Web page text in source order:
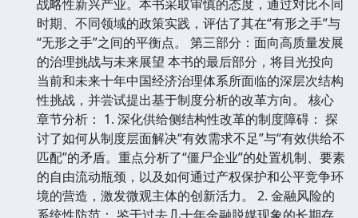
战略性新兴产业。本书采取审慎的态度，通过对比不同
时期、不同领域的政策实践，评估了其在“有形之手”与
“无形之手”之间的平衡点。 第三部分：面向高质量发展
的治理挑战与未来展望 本书的最后部分，将目光投向
当前和未来十年中国经济治理体系所面临的深层次结构
性挑战，并尝试提出基于制度分析的改革方向。 核心
章节分析： 1. 深化供给侧结构性改革的制度障碍： 探
讨了如何从制度层面解决“有效需求不足”与“有效供给不
匹配”的矛盾。重点分析了“僵尸企业”的处置机制、要素
的自由流动瓶颈，以及如何通过产权保护和公平竞争环
境的营造，激发微观主体的创新活力。 2. 金融风险的